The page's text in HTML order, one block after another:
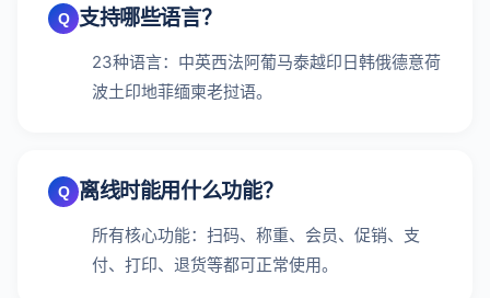
Q 支持哪些语言？
23种语言：中英西法阿葡马泰越印日韩俄德意荷
波土印地菲缅柬老挝语。
Q 离线时能用什么功能？
所有核心功能：扫码、称重、会员、促销、支
付、打印、退货等都可正常使用。